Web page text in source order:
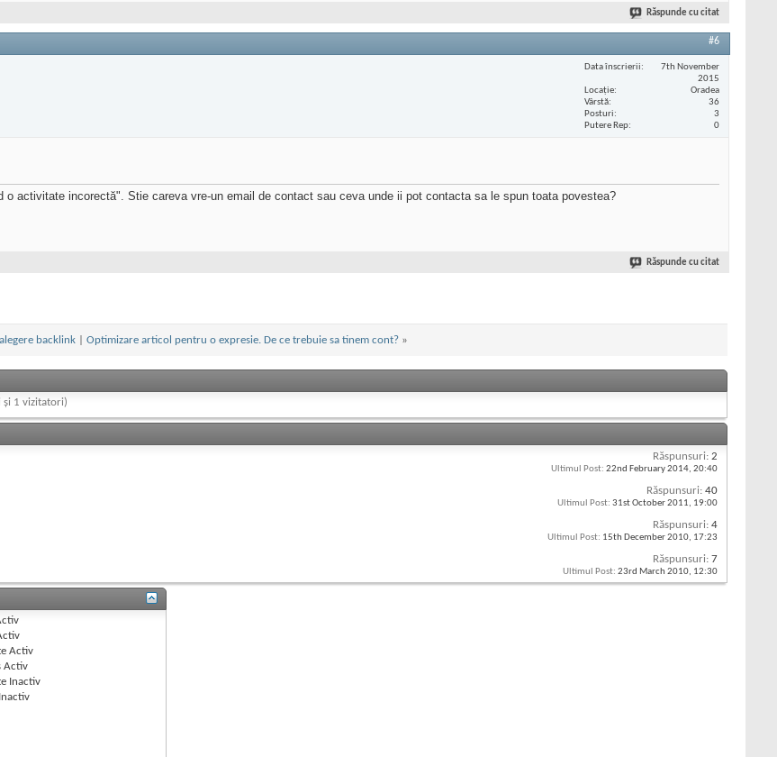
Răspunde cu citat
#6
Data înscrierii
7th November
2015
Locaţie
Oradea
Vârstă
36
Posturi
3
Putere Rep
0
activitate incorectă". Stie careva vre-un email de contact sau ceva unde ii pot contacta sa le spun toata povestea?
Răspunde cu citat
backlink| Optimizare articol pentru o expresie. De ce trebuie sa tinem cont? »
și 1 vizitatori)
Răspunsuri: 2
Ultimul Post: 22nd February 2014, 20:40
Răspunsuri: 40
Ultimul Post: 31st October 2011, 19:00
Răspunsuri: 4
Ultimul Post: 15th December 2010, 17:23
Răspunsuri: 7
Ultimul Post: 23rd March 2010, 12:30
Activ
Activ
Inactiv
Inactiv